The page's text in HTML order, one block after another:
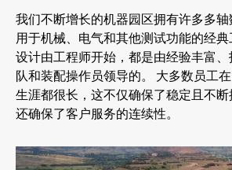
我们不断增长的机器园区拥有许多多
用于机械、电气和其他测试功能的经
设计由工程师开始，都是由经验丰富
队和装配操作员领导的。 大多数员工
生涯都很长，这不仅确保了稳定且不断
还确保了客户服务的连续性。